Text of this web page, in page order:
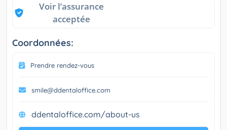
Voir l’assurance
acceptée
Coordonnées:
Prendre rendez-vous
smile@ddentaloffice.com
ddentaloffice.com/about-us